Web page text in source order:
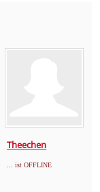
Theechen
... ist OFFLINE